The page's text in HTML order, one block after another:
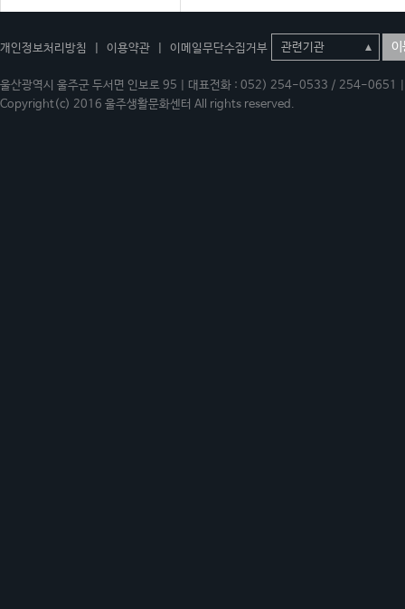
개인정보처리방침 이용약관 이메일무단수집거부 이
울산광역시 울주군 두서면 인보로 95 | 대표전화 : 052) 254-0533 / 254-
Copyright(c) 2016 울주생활문화센터 All rights reserved.